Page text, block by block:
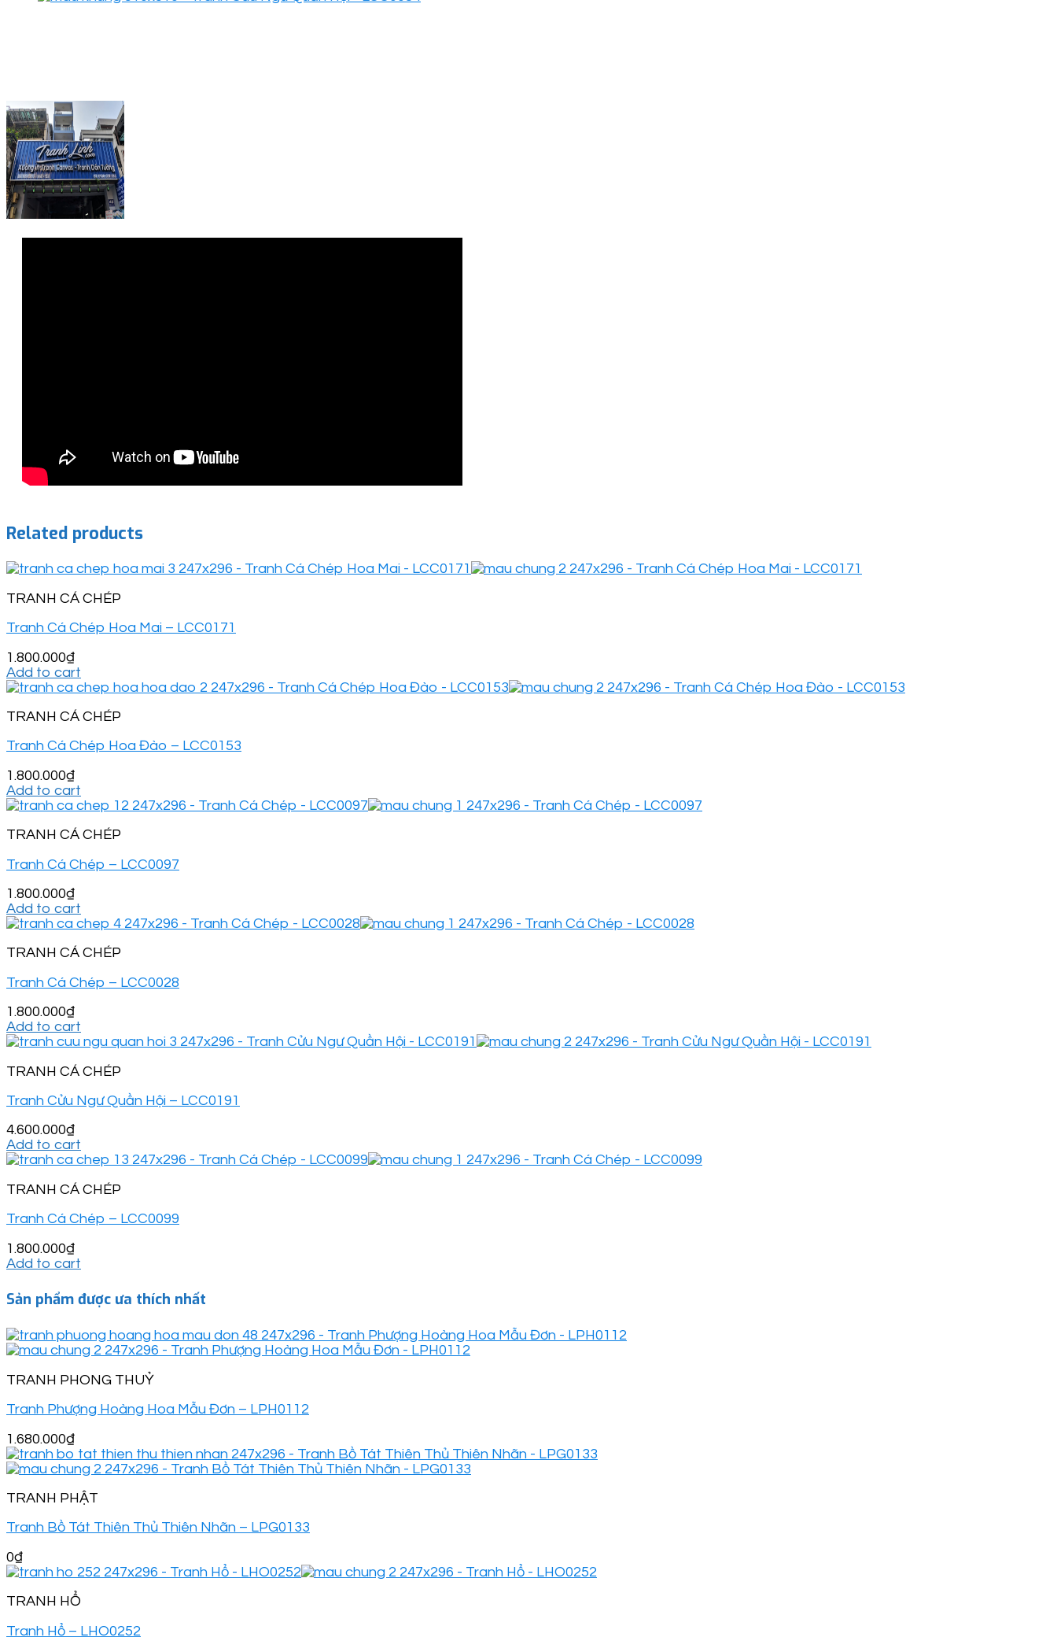
Related products
TRANH CÁ CHÉP
Tranh Cá Chép Hoa Mai – LCC0171
1.800.000₫
Add to cart
TRANH CÁ CHÉP
Tranh Cá Chép Hoa Đào – LCC0153
1.800.000₫
Add to cart
TRANH CÁ CHÉP
Tranh Cá Chép – LCC0097
1.800.000₫
Add to cart
TRANH CÁ CHÉP
Tranh Cá Chép – LCC0028
1.800.000₫
Add to cart
TRANH CÁ CHÉP
Tranh Cửu Ngư Quần Hội – LCC0191
4.600.000₫
Add to cart
TRANH CÁ CHÉP
Tranh Cá Chép – LCC0099
1.800.000₫
Add to cart
Sản phẩm được ưa thích nhất
TRANH PHONG THUỶ
Tranh Phượng Hoàng Hoa Mẫu Đơn – LPH0112
1.680.000₫
TRANH PHẬT
Tranh Bồ Tát Thiên Thủ Thiên Nhãn – LPG0133
0₫
TRANH HỔ
Tranh Hổ – LHO0252